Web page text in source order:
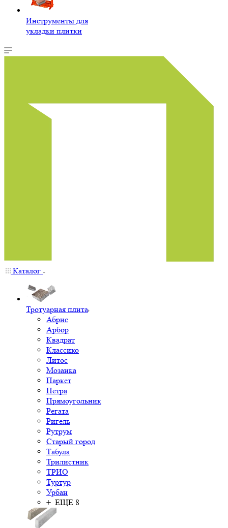
Инструменты для
укладки плитки
Каталог
Тротуарная плита
Абрис
Арбор
Квадрат
Классико
Литос
Мозаика
Паркет
Петра
Прямоугольник
Регата
Ригель
Рутрум
Старый город
Табула
Трилистник
ТРИО
Туртур
Урбан
+ ЕЩЕ 8